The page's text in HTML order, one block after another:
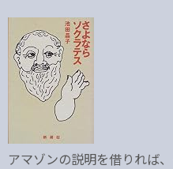
アマゾンの説明を借りれば、